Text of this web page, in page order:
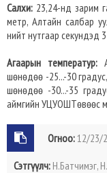
Салхи: 23,24-нд зарим
метр, Алтайн салбар
нийт нутгаар секундэд
Агаарын температур:
шөнөдөө -25...-30
шөнөдөө -30...-35
аймгийн УЦУОШТөвөөс
Огноо:12/23/
Сэтгүүлч: Н.Батчимэг,